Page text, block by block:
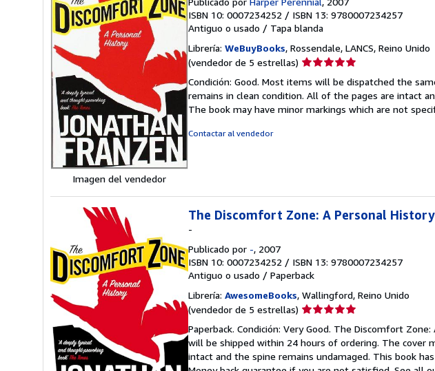
Imagen del vendedor
ISBN 10: 0007234252 / ISBN 13: 9780007234257
Antiguo o usado / Tapa blanda
Librería: WeBuyBooks, Rossendale, LANCS, Reino Unido
(vendedor de 5 estrellas) Calificación
vendedor:
5
de
Condición: Good. Most items will be dispatched the
remains in clean condition. All of the pages are intact
The book may have minor markings which are not
Contactar al vendedor
The Discomfort Zone: A Personal History
-
Publicado por -, 2007
ISBN 10: 0007234252 / ISBN 13: 9780007234257
Antiguo o usado / Paperback
Librería: AwesomeBooks, Wallingford, Reino Unido
(vendedor de 5 estrellas) Calificación
vendedor:
5
de
Paperback. Condición: Very Good. The Discomfort
will be shipped within 24 hours of ordering. The cover
intact and the spine remains undamaged. This book